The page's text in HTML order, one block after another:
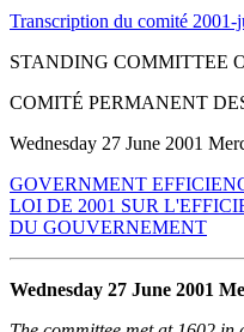
Transcription du comité
STANDING COMMITTEE
COMITÉ PERMANENT
Wednesday 27 June 2001
GOVERNMENT
LOI DE 2001 SUR
DU GOUVERNEMENT
Wednesday 27 June 2001